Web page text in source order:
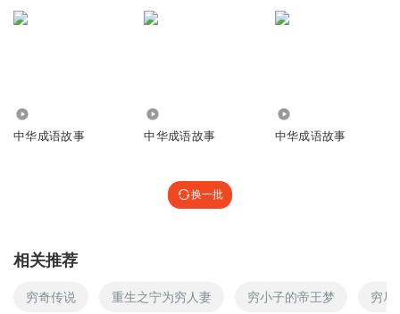
中华成语故事 中华成语故事 中华成语故事
换一批
相关推荐
穷奇传说 重生之宁为穷人妻 穷小子的帝王梦 穷尽